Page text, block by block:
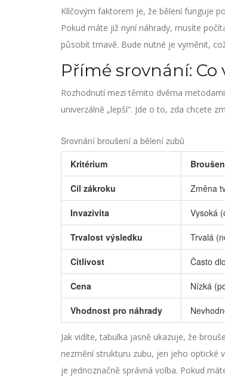
Klíčovým faktorem je, že bělení funguje
Pokud máte již nyní náhrady, musíte
působit tmavě. Bude nutné je vyměnit,
Přímé srovnání: Co
Rozhodnutí mezi těmito dvěma
univerzálně „lepší“. Jde o to, zda chcete
Srovnání broušení a bělení zubů
Kritérium
Cíl zákroku Změna
Invazivita Vysoká
Trvalost výsledku Trvalá
Citlivost Často
Cena Nízká
Vhodnost pro náhrady
Jak vidíte, tabulka jasně ukazuje, že
nezmění strukturu zubu, jen jeho optické
je jednoznačně správná volba. Pokud